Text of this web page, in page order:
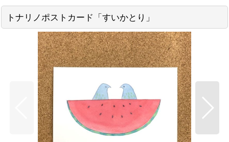
トナリノポストカード「すいかとり」